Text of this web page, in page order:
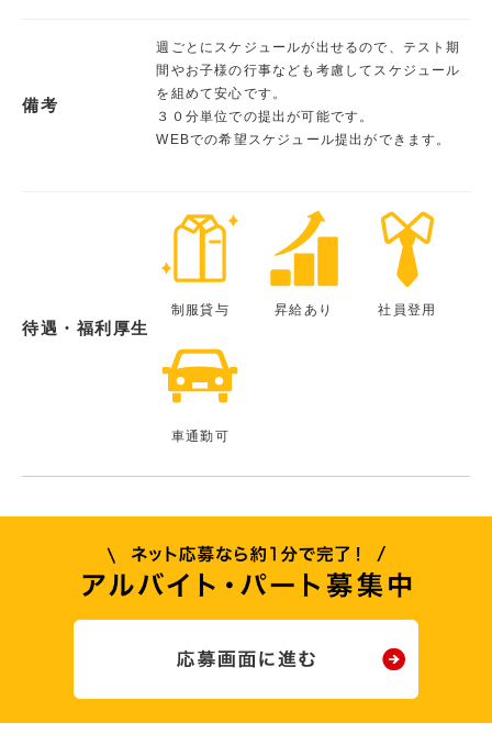
備考
週ごとにスケジュールが出せるので、テスト期
間やお子様の行事なども考慮してスケジュール
を組めて安心です。
３０分単位での提出が可能です。
WEBでの希望スケジュール提出ができます。
待遇・福利厚生
制服貸与 昇給あり 社員登用
車通勤可